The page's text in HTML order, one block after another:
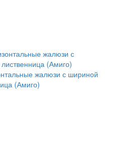
жалюзи с шириной
(Амиго)